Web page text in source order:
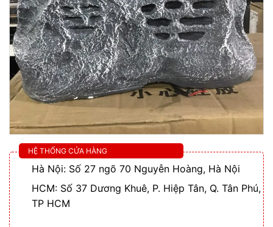
HỆ THỐNG CỬA HÀNG
Hà Nội: Số 27 ngõ 70 Nguyễn Hoàng, Hà Nội
HCM: Số 37 Dương Khuê, P. Hiệp Tân, Q. Tân Phú,
TP HCM